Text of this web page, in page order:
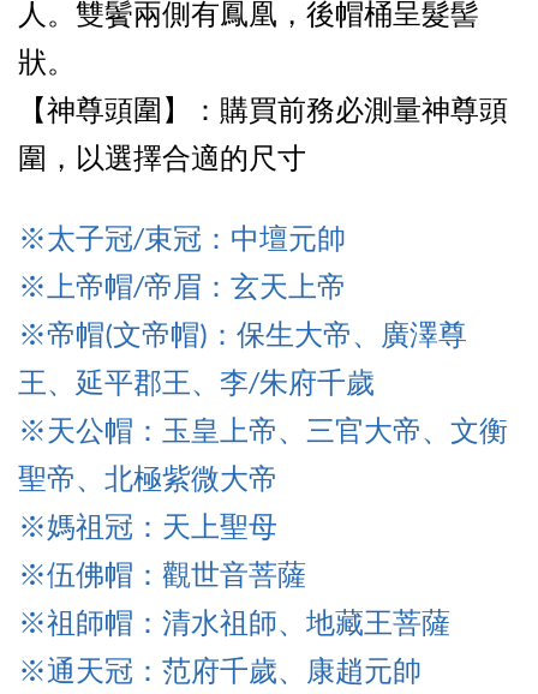
人。雙鬢兩側有鳳凰，後帽桶呈髮髻
狀。
【神尊頭圍】：購買前務必測量神尊頭
圍，以選擇合適的尺寸
※太子冠/束冠：中壇元帥
※上帝帽/帝眉：玄天上帝
※帝帽(文帝帽)：保生大帝、廣澤尊
王、延平郡王、李/朱府千歲
※天公帽：玉皇上帝、三官大帝、文衡
聖帝、北極紫微大帝
※媽祖冠：天上聖母
※伍佛帽 ：觀世音菩薩
※祖師帽 ：清水祖師、 地藏王菩薩
※通天冠 ：范府千歲、康趙元帥